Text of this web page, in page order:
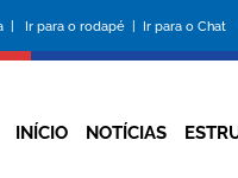
| Ir para o rodapé | Ir para o Chat
INÍCIO NOTÍCIAS